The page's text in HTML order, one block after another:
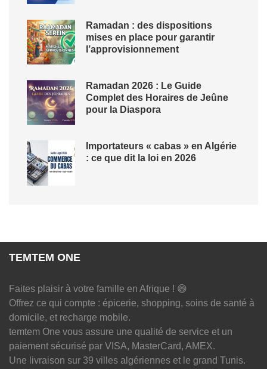
Ramadan : des dispositions
mises en place pour garantir
l’approvisionnement
Ramadan 2026 : Le Guide
Complet des Horaires de Jeûne
pour la Diaspora
Importateurs « cabas » en Algérie
: ce que dit la loi en 2026
TEMTEM ONE
Faites plaisir à votre famille en Afrique ! 😄
Offrez ce qui compte : épicerie, shopping, soins de santé à
domicile, et recharge mobile.
temtem One vous assure une qualité de service et un
paiement sécurisé par VISA, MasterCard, AMEX.
Une livraison sur 39 villes algériennes et le grand Tunis.